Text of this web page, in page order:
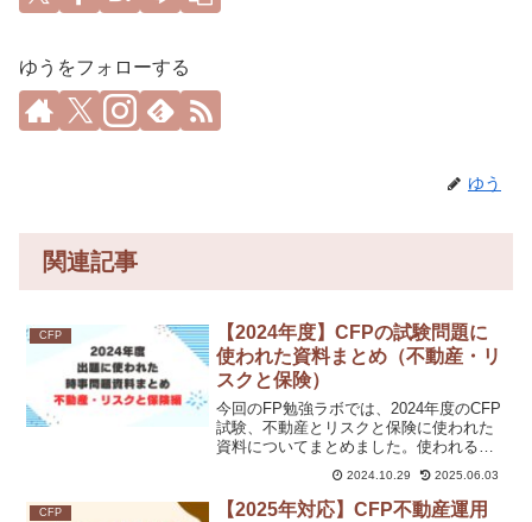
ゆうをフォローする
ゆう
関連記事
CFP
【2024年度】CFPの試験問題に
使われた資料まとめ（不動産・リ
スクと保険）
今回のFP勉強ラボでは、2024年度のCFP
試験、不動産とリスクと保険に使われた
資料についてまとめました。使われる資
料は同じものが多いので、目を通してお
くと得点アップにつながりますよ。ぜ
ひ、記事を参考にしてください。
2024.10.29 2025.06.03
CFP
【2025年対応】CFP不動産運用